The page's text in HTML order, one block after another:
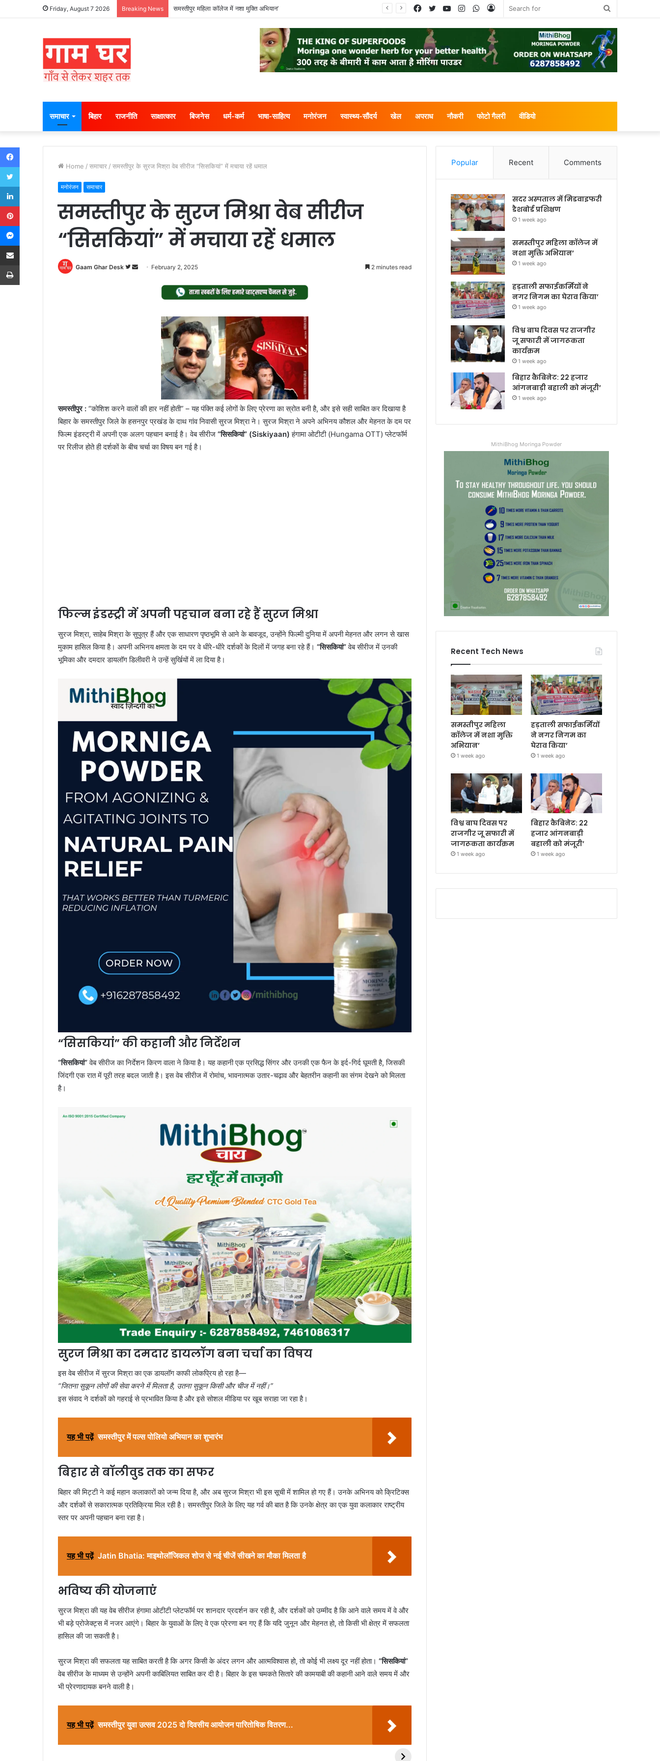
Friday, August 7 2026 Breaking News हड़ताली सफाईकर्मियों ने नगर निगम का घेराव किया’
Log
WhatsApp
Instagram
YouTube
Twitter
Facebook
समाचार बिहार राजनीति साक्षात्कार बिजनेस धर्म-कर्म भाषा-साहित्य मनोरंजन स्वास्थ्य-सौंदर्य खेल अपराध नौकरी फोटो गैलरी वीडियो
Home / समाचार / समस्तीपुर के सुरज मिश्रा वेब सीरीज “सिसकियां” में मचाया रहें धमाल
मनोरंजन समाचार
समस्तीपुर के सुरज मिश्रा वेब सीरीज
“सिसकियां” में मचाया रहें धमाल
Gaam Ghar Desk
Follow
Send February 2, 2025 2 minutes read
समस्तीपुर : “कोशिश करने वालों की हार नहीं होती” – यह पंक्ति कई लोगों के लिए प्रेरणा का स्रोत बनी है, और इसे सही साबित कर दिखाया है
बिहार के समस्तीपुर जिले के हसनपुर प्रखंड के दाथ गांव निवासी सुरज मिश्रा ने। सुरज मिश्रा ने अपने अभिनय कौशल और मेहनत के दम पर
फिल्म इंडस्ट्री में अपनी एक अलग पहचान बनाई है। वेब सीरीज “सिसकियां” (Siskiyaan) हंगामा ओटीटी (Hungama OTT) प्लेटफॉर्म
पर रिलीज होते ही दर्शकों के बीच चर्चा का विषय बन गई है।
फिल्म इंडस्ट्री में अपनी पहचान बना रहे हैं सुरज मिश्रा
सुरज मिश्रा, साहेब मिश्रा के सुपुत्र हैं और एक साधारण पृष्ठभूमि से आने के बावजूद, उन्होंने फिल्मी दुनिया में अपनी मेहनत और लगन से खास
मुकाम हासिल किया है। अपनी अभिनय क्षमता के दम पर वे धीरे-धीरे दर्शकों के दिलों में जगह बना रहे हैं। “सिसकियां”वेब सीरीज में उनकी
भूमिका और दमदार डायलॉग डिलीवरी ने उन्हें सुर्खियों में ला दिया है।
“सिसकियां” की कहानी और निर्देशन
“सिसकियां”वेब सीरीज का निर्देशन किरण वाला ने किया है। यह कहानी एक प्रसिद्ध सिंगर और उनकी एक फैन के इर्द-गिर्द घूमती है, जिसकी
जिंदगी एक रात में पूरी तरह बदल जाती है। इस वेब सीरीज में रोमांच, भावनात्मक उतार-चढ़ाव और बेहतरीन कहानी का संगम देखने को मिलता
है।
सुरज मिश्रा का दमदार डायलॉग बना चर्चा का विषय
इस वेब सीरीज में सुरज मिश्रा का एक डायलॉग काफी लोकप्रिय हो रहा है—
“जितना सुकून लोगों की सेवा करने में मिलता है, उतना सुकून किसी और चीज में नहीं।”
इस संवाद ने दर्शकों को गहराई से प्रभावित किया है और इसे सोशल मीडिया पर खूब सराहा जा रहा है।
यह भी पढ़ें समस्तीपुर में पल्स पोलियो अभियान का शुभारंभ
बिहार से बॉलीवुड तक का सफर
बिहार की मिट्टी ने कई महान कलाकारों को जन्म दिया है, और अब सुरज मिश्रा भी इस सूची में शामिल हो गए हैं। उनके अभिनय को क्रिटिक्स
और दर्शकों से सकारात्मक प्रतिक्रिया मिल रही है। समस्तीपुर जिले के लिए यह गर्व की बात है कि उनके क्षेत्र का एक युवा कलाकार राष्ट्रीय
स्तर पर अपनी पहचान बना रहा है।
यह भी पढ़ें Jatin Bhatia: माइथोलॉजिकल शोज से नई चीजें सीखने का मौका मिलता है
भविष्य की योजनाएं
सुरज मिश्रा की यह वेब सीरीज हंगामा ओटीटी प्लेटफॉर्म पर शानदार प्रदर्शन कर रही है, और दर्शकों को उम्मीद है कि आने वाले समय में वे और
भी बड़े प्रोजेक्ट्स में नजर आएंगे। बिहार के युवाओं के लिए वे एक प्रेरणा बन गए हैं कि यदि जुनून और मेहनत हो, तो किसी भी क्षेत्र में सफलता
हासिल की जा सकती है।
सुरज मिश्रा की सफलता यह साबित करती है कि अगर किसी के अंदर लगन और आत्मविश्वास हो, तो कोई भी लक्ष्य दूर नहीं होता। “सिसकियां”
वेब सीरीज के माध्यम से उन्होंने अपनी काबिलियत साबित कर दी है। बिहार के इस चमकते सितारे की कामयाबी की कहानी आने वाले समय में और
भी प्रेरणादायक बनने वाली है।
यह भी पढ़ें समस्तीपुर युवा उत्सव 2025 दो दिवसीय आयोजन पारितोषिक वितरण...
लिए 6 चीजे करें, आइए
किसी के साथ भी नहीं
भाग्यशाली वास्तु पेंटिंग
महसूस होने के कारण:
जानें इसके प्रमुख कारण
Popular Recent Comments
सदर अस्पताल में मिडवाइफरी
डैशबोर्ड प्रशिक्षण
1 week ago
समस्तीपुर महिला कॉलेज में
नशा मुक्ति अभियान’
1 week ago
हड़ताली सफाईकर्मियों ने
नगर निगम का घेराव किया’
1 week ago
विश्व बाघ दिवस पर राजगीर
जू सफारी में जागरूकता
कार्यक्रम
1 week ago
बिहार कैबिनेट: 22 हजार
आंगनबाड़ी बहाली को मंजूरी’
1 week ago
MithiBhog Moringa Powder
Recent Tech News
समस्तीपुर महिला
कॉलेज में नशा मुक्ति
अभियान’
1 week ago
हड़ताली सफाईकर्मियों
ने नगर निगम का
घेराव किया’
1 week ago
विश्व बाघ दिवस पर
राजगीर जू सफारी में
जागरूकता कार्यक्रम
1 week ago
बिहार कैबिनेट: 22
हजार आंगनबाड़ी
बहाली को मंजूरी’
1 week ago
Facebook
Twitter
LinkedIn
Pinterest
Messenger
Share via Email